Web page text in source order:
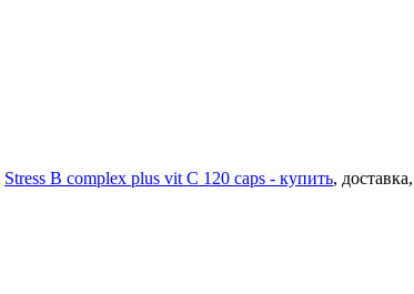
Stress B complex plus vit C 120 caps - купить,